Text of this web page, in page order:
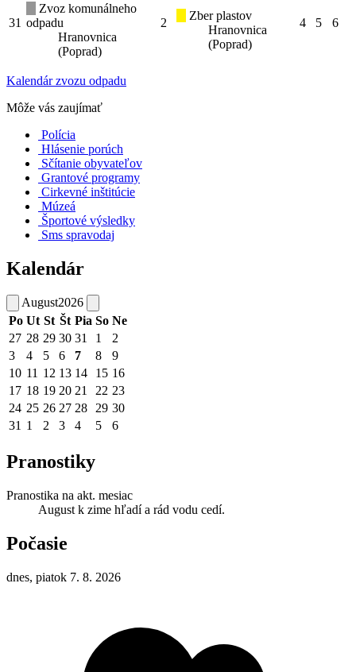
31
Zvoz komunálneho
odpadu
Hranovnica
(Poprad)
2
Zber plastov
Hranovnica
(Poprad)
4 5 6
Kalendár zvozu odpadu
Môže vás zaujímať
Polícia
Hlásenie porúch
Sčítanie obyvateľov
Grantové programy
Cirkevné inštitúcie
Múzeá
Športové výsledky
Sms spravodaj
Kalendár
August2026
Po Ut St Št Pia So Ne
27 28 29 30 31 1
2
3
4 5 6 7 8
9
10 11 12 13 14 15 16
17 18 19 20 21 22 23
24 25 26 27 28 29 30
31 1 2 3 4 5 6
Pranostiky
Pranostika na akt. mesiac
August k zime hľadí a rád vodu cedí.
Počasie
dnes, piatok 7. 8. 2026